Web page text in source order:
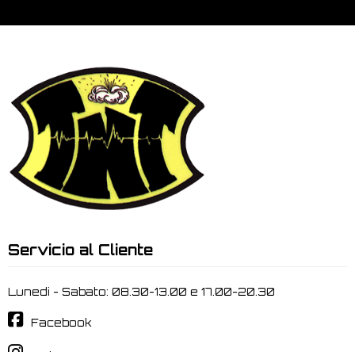
Servicio al Cliente
Lunedi - Sabato: 08.30-13.00 e 17.00-20.30
Facebook